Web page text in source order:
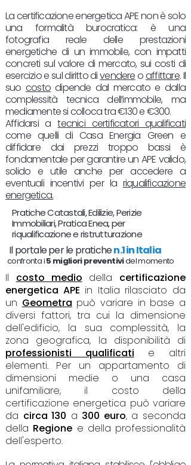
La certificazione energetica APE non è solo
una formalità burocratica: è una
fotografia reale delle prestazioni
energetiche di un immobile, con impatti
concreti sul valore di mercato, sui costi di
esercizio e sul diritto divendereoaffittare. Il
suo costodipende dal mercato e dalla
complessità tecnica dell’immobile, ma
mediamente si colloca tra €130 e €300.
Affidarsi atecnici certificatori qualificati
come quelli di Casa Energia Green e
diffidare dai prezzi troppo bassi è
fondamentale per garantire un APE valido,
solido e utile anche per accedere a
eventuali incentivi per la riqualificazione
energetica.
Pratiche Catastali, Edilizie, Perizie
Immobiliari, Pratica Enea, per
riqualificazione e ristrutturazione
Il portale per le pratichen.1 in Italia
confronta i5 migliori preventividel momento
Il costo medio della certificazione
energetica APE in Italia rilasciato da
un Geometra può variare in base a
diversi fattori, tra cui la dimensione
dell'edificio, la sua complessità, la
zona geografica, la disponibilità di
professionisti qualificati e altri
elementi. Per un appartamento di
dimensioni medie o una casa
unifamiliare, il costo della
certificazione energetica può variare
da circa 130 a 300 euro, a seconda
della Regione e della professionalità
dell'esperto.